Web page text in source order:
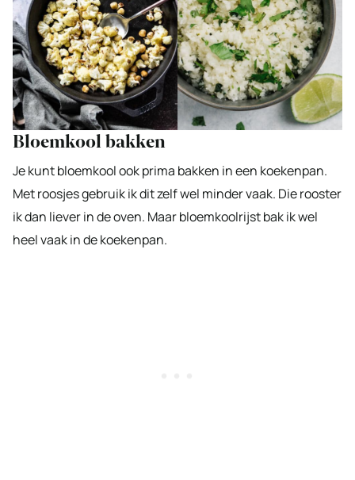
Bloemkool bakken
Je kunt bloemkool ook prima bakken in een koekenpan.
Met roosjes gebruik ik dit zelf wel minder vaak. Die rooster
ik dan liever in de oven. Maar bloemkoolrijst bak ik wel
heel vaak in de koekenpan.